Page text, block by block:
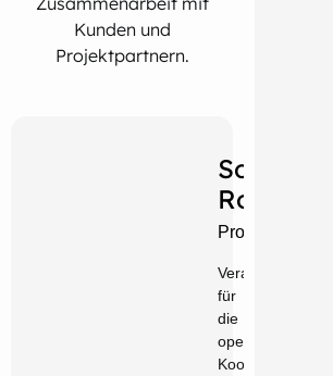
Kunden und
Projektpartnern.
Sonja
Rother
Projektmanager
Verantwortlich
für
die
operative
Koordination,